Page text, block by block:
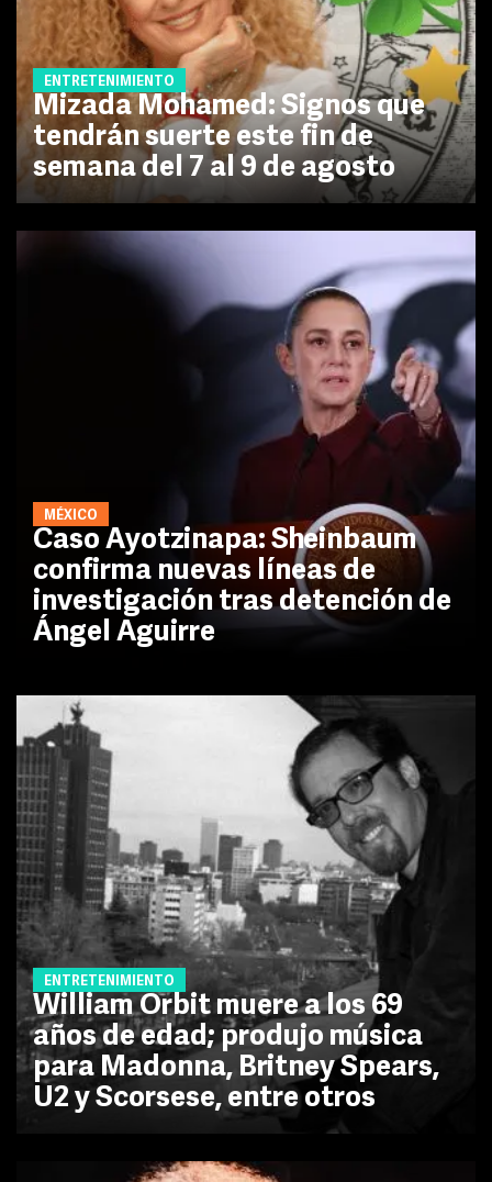
ENTRETENIMIENTO
Mizada Mohamed: Signos que
tendrán suerte este fin de
semana del 7 al 9 de agosto
MÉXICO
Caso Ayotzinapa: Sheinbaum
confirma nuevas líneas de
investigación tras detención de
Ángel Aguirre
ENTRETENIMIENTO
William Orbit muere a los 69
años de edad; produjo música
para Madonna, Britney Spears,
U2 y Scorsese, entre otros